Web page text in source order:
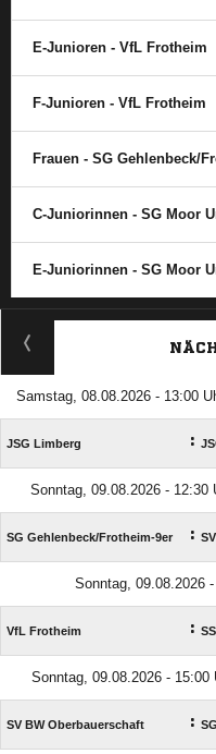
E-Junioren - VfL Frotheim
F-Junioren - VfL Frotheim
Frauen - SG Gehlenbeck/​
C-Juniorinnen - SG Moor
E-Juniorinnen - SG Moor
Samstag, 08.08.2026 - 13:00
JSG Limberg :
Sonntag, 09.08.2026 - 12:30
SG Gehlenbeck/​Frotheim-9er :
Sonntag, 09.08.2026
VfL Frotheim :
Sonntag, 09.08.2026 -
SV BW Oberbauerschaft :